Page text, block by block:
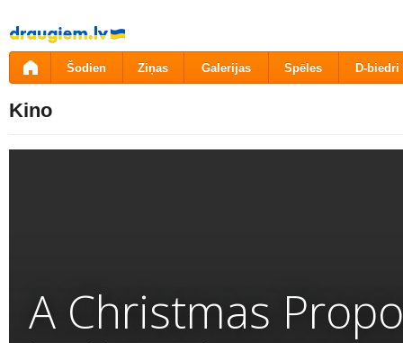
Pāriet
uz
saturu
Šodien Ziņas Galerijas Spēles D-biedri
Kino
A Christmas